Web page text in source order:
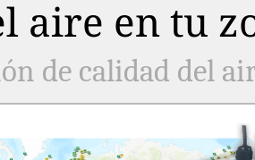
aire en tu
de calidad del